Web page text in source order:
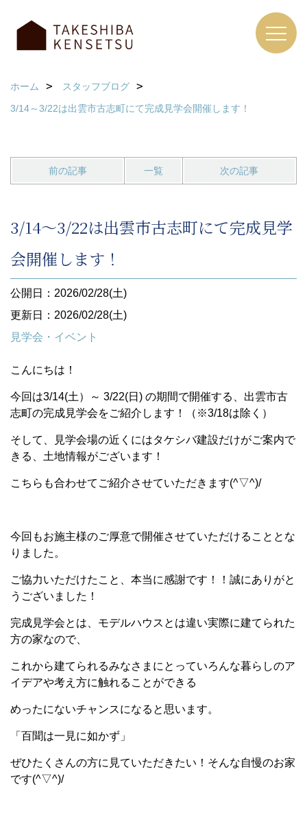
ホーム
スタッフブログ
3/14～3/22は出雲市古志町にて完成見学会開催します！
前の記事 一覧 次の記事
3/14～3/22は出雲市古志町にて完成見学
会開催します！
公開日：2026/02/28(土)
更新日：2026/02/28(土)
見学会・イベント
こんにちは！
今回は3/14(土）～ 3/22(日) の期間で開催する、出雲市古
志町の完成見学会をご紹介します！（※3/18は除く）
そして、見学会場の近くにはタケシバ建設だけがご案内で
きる、土地情報がございます！
こちらも合わせてご紹介させていただきます(^▽^)/
今回もお施主様のご厚意で開催させていただけることとな
りました。
ご協力いただけたこと、本当に感謝です！！誠にありがと
うございました！
完成見学会とは、モデルハウスとは違い実際に建てられた
方の家なので、
これから建てられるみなさまにとっていろんな暮らしのア
イデアや考え方に触れることができる
めったにないチャンスになると思います。
「百聞は一見に如かず」
ぜひたくさんの方に見ていただきたい！そんな自慢のお家
です(^▽^)/